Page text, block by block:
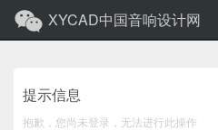
XYCAD中国音响设计网
提示信息
抱歉，您尚未登录，无法进行此操作